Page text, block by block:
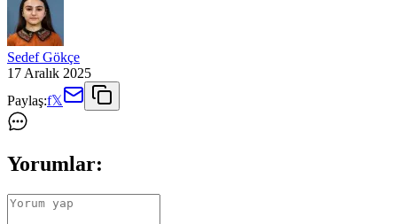
Sedef Gökçe
17 Aralık 2025
Paylaş:f𝕏
Yorumlar: